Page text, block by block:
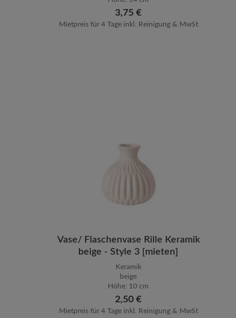
Regulärer Preis:
3,75 €
Mietpreis für 4 Tage inkl. Reinigung & MwSt
Produkt Anzahl: Gib den
Vase/ Flaschenvase Rille Keramik
beige - Style 3 [mieten]
Keramik
beige
Höhe: 10 cm
Regulärer Preis:
2,50 €
Mietpreis für 4 Tage inkl. Reinigung & MwSt